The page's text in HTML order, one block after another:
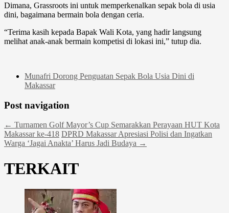
Dimana, Grassroots ini untuk memperkenalkan sepak bola di usia
dini, bagaimana bermain bola dengan ceria.
“Terima kasih kepada Bapak Wali Kota, yang hadir langsung
melihat anak-anak bermain kompetisi di lokasi ini,” tutup dia.
Munafri Dorong Penguatan Sepak Bola Usia Dini di
Makassar
Post navigation
← Turnamen Golf Mayor’s Cup Semarakkan Perayaan HUT Kota
Makassar ke-418 DPRD Makassar Apresiasi Polisi dan Ingatkan
Warga ‘Jagai Anakta’ Harus Jadi Budaya →
TERKAIT